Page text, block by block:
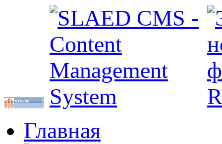
Главная